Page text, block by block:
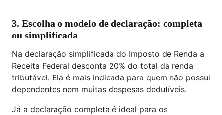
3. Escolha o modelo de declaração: completa
ou simplificada
Na declaração simplificada do Imposto de Renda a
Receita Federal desconta 20% do total da renda
tributável. Ela é mais indicada para quem não possui
dependentes nem muitas despesas dedutíveis.
Já a declaração completa é ideal para os